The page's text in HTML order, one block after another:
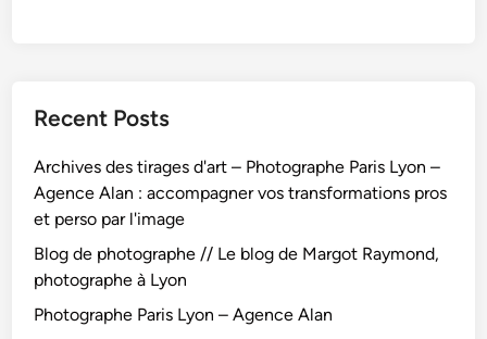
Recent Posts
Archives des tirages d'art – Photographe Paris Lyon –
Agence Alan : accompagner vos transformations pros
et perso par l'image
Blog de photographe // Le blog de Margot Raymond,
photographe à Lyon
Photographe Paris Lyon – Agence Alan